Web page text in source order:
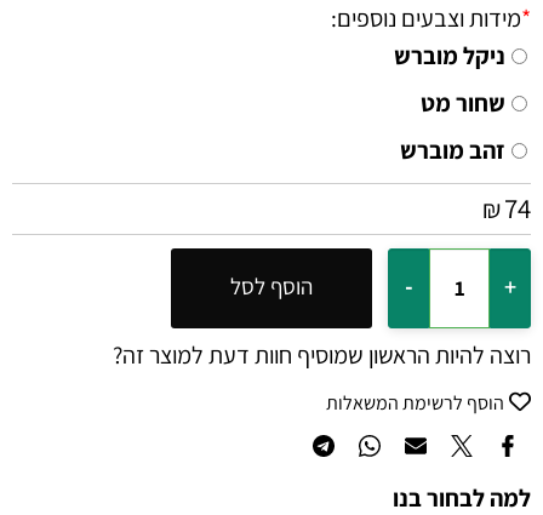
*מידות וצבעים נוספים:
ניקל מוברש
שחור מט
זהב מוברש
₪74
הוסף לסל
רוצה להיות הראשון שמוסיף חוות דעת למוצר זה?
הוסף לרשימת המשאלות
למה לבחור בנו